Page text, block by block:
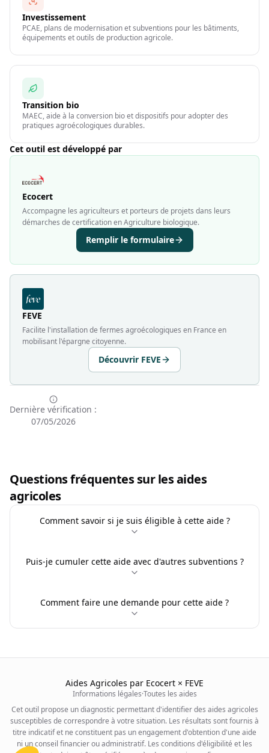
Investissement
PCAE, plans de modernisation et subventions pour les bâtiments,
équipements et outils de production agricole.
Transition bio
MAEC, aide à la conversion bio et dispositifs pour adopter des
pratiques agroécologiques durables.
Cet outil est développé par
Ecocert
Accompagne les agriculteurs et porteurs de projets dans leurs
démarches de certification en Agriculture biologique.
Remplir le formulaire
FEVE
Facilite l'installation de fermes agroécologiques en France en
mobilisant l'épargne citoyenne.
Découvrir FEVE
Dernière vérification :
07/05/2026
Questions fréquentes sur les aides
agricoles
Comment savoir si je suis éligible à cette aide ?
Puis-je cumuler cette aide avec d'autres subventions ?
Comment faire une demande pour cette aide ?
Aides Agricoles par Ecocert × FEVE
Informations légales·Toutes les aides
Cet outil propose un diagnostic permettant d'identifier des aides agricoles
susceptibles de correspondre à votre situation. Les résultats sont fournis à
titre indicatif et ne constituent pas un engagement d'obtention d'une aide
ni un conseil financier ou administratif. Les conditions d'éligibilité et les